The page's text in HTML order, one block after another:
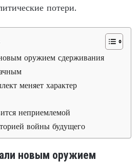
потери.
оружием сдерживания
меняет характер
неприемлемой
войны будущего
новым оружием